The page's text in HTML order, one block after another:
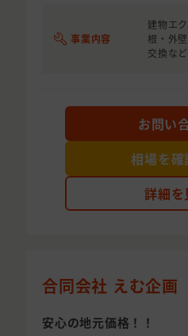
事業内容
建物エ
根・外
交換など
詳細を
お問い
相場を確
合同会社 えむ企画
安心の地元価格！！